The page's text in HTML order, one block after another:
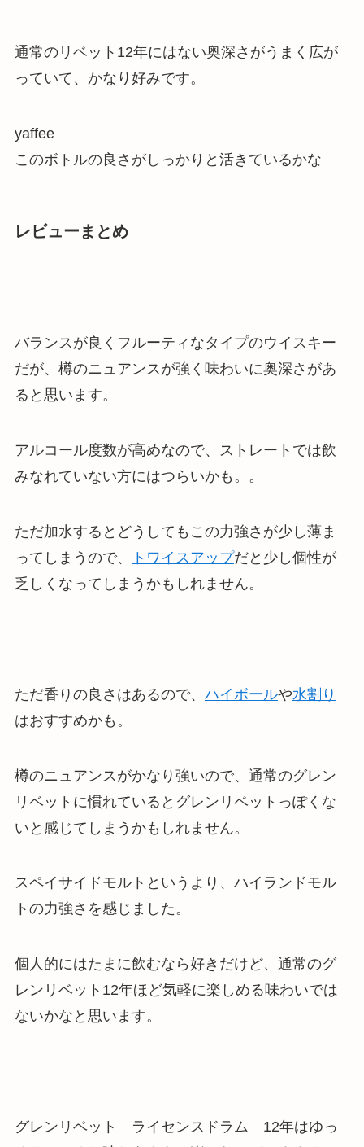
通常のリベット12年にはない奥深さがうまく広が
っていて、かなり好みです。
yaffee
このボトルの良さがしっかりと活きているかな
レビューまとめ
バランスが良くフルーティなタイプのウイスキー
だが、樽のニュアンスが強く味わいに奥深さがあ
ると思います。
アルコール度数が高めなので、ストレートでは飲
みなれていない方にはつらいかも。。
ただ加水するとどうしてもこの力強さが少し薄ま
ってしまうので、
トワイスアップだと少し個性が
乏しくなってしまうかもしれません。
ただ香りの良さはあるので、 ハイボールや水割り
はおすすめかも。
樽のニュアンスがかなり強いので、通常のグレン
リベットに慣れているとグレンリベットっぽくな
いと感じてしまうかもしれません。
スペイサイドモルトというより、ハイランドモル
トの力強さを感じました。
個人的にはたまに飲むなら好きだけど、通常のグ
レンリベット12年ほど気軽に楽しめる味わいでは
ないかなと思います。
グレンリベット ライセンスドラム 12年はゆっ